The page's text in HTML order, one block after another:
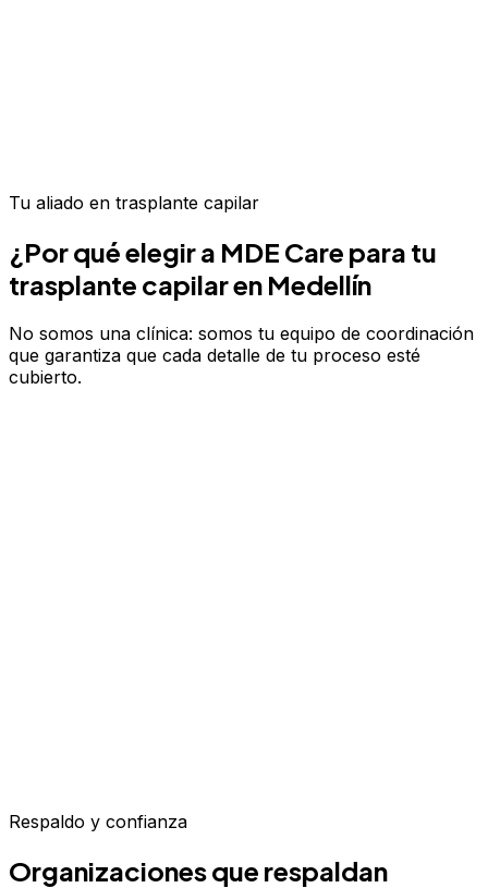
Tu aliado en trasplante capilar
¿Por qué elegir a MDE Care para tu
trasplante capilaren Medellín
No somos una clínica: somos tu equipo de coordinación
que garantiza que cada detalle de tu proceso esté
cubierto.
Respaldo y confianza
Organizaciones que respaldan